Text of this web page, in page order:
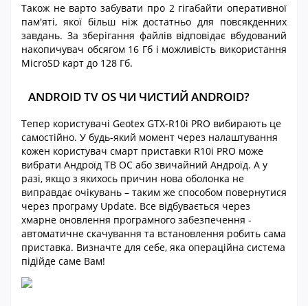
Також не варто забувати про 2 гігабайти оперативної
пам'яті, якої більш ніж достатньо для повсякденних
завдань. За зберігання файлів відповідає вбудований
накопичувач обсягом 16 Гб і можливість використання
MicroSD карт до 128 Гб.
ANDROID TV OS ЧИ ЧИСТИЙ ANDROID?
Тепер користувачі Geotex GTX-R10i PRO вибирають це
самостійно. У будь-який момент через налаштування
кожен користувач смарт приставки R10i PRO може
вибрати Андроїд ТВ ОС або звичайний Андроїд. А у
разі, якщо з якихось причин нова оболонка не
виправдає очікувань – таким же способом повернутися
через програму Update. Все відбувається через
хмарне оновлення програмного забезпечення -
автоматичне скачування та встановлення робить сама
приставка. Визначте для себе, яка операційна система
підійде саме Вам!